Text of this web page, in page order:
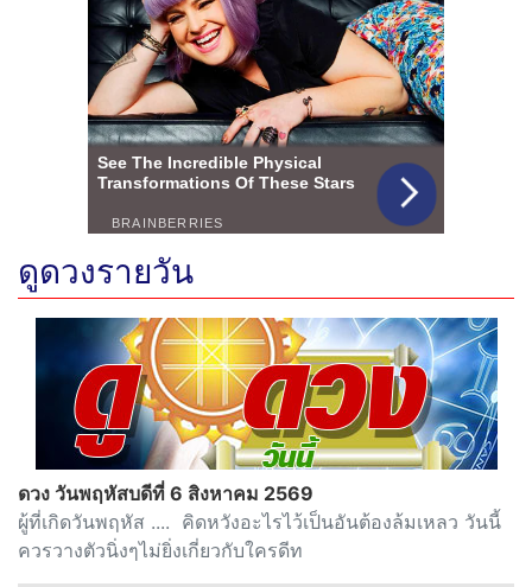
ดูดวงรายวัน
ดวง วันพฤหัสบดีที่ 6 สิงหาคม 2569
ผู้ที่เกิดวันพฤหัส .... คิดหวังอะไรไว้เป็นอันต้องล้มเหลว วันนี้
ควรวางตัวนิ่งๆไม่ยิ่งเกี่ยวกับใครดีท